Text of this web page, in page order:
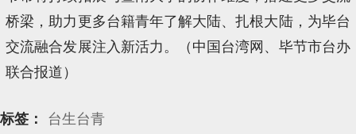
桥梁，助力更多台籍青年了解大陆、扎根大陆，为毕台
交流融合发展注入新活力。（中国台湾网、毕节市台办
联合报道）
标签： 台生台青